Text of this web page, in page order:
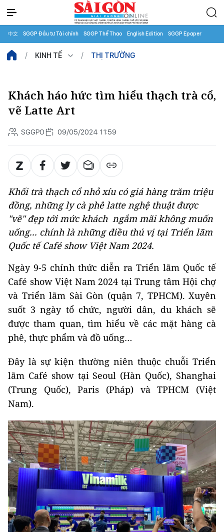
中文 SGGP Đầu tư Tài chính SGGP Thể Thao English Edition SGGP Epaper
KINH TẾ THỊ TRƯỜNG
Khách háo hức tìm hiểu thạch trà cổ,
vẽ Latte Art
SGGPO 09/05/2024 11:59
Khối trà thạch cổ nhỏ xíu có giá hàng trăm triệu
đồng, những ly cà phê latte nghệ thuật được
"vẽ" đẹp tới mức khách ngắm mãi không muốn
uống... chính là những điều thú vị tại Triển lãm
Quốc tế Café show Việt Nam 2024.
Ngày 9-5 chính thức diễn ra Triển lãm Quốc tế
Café show Việt Nam 2024 tại Trung tâm Hội chợ
và Triển lãm Sài Gòn (quận 7, TPHCM). Xuyên
suốt 3 ngày tổ chức, người dân, du khách sẽ
được tham quan, tìm hiểu về các mặt hàng cà
phê, thực phẩm và đồ uống…
Đây là sự kiện thường niên thuộc chuỗi Triển
lãm Café show tại Seoul (Hàn Quốc), Shanghai
(Trung Quốc), Paris (Pháp) và TPHCM (Việt
Nam).